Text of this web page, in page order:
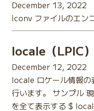
December 13, 2022
iconv ファイルのエン
locale（LPIC）
December 12, 2022
locale ロケール情報
行います。 サンプル
を全て表示する $